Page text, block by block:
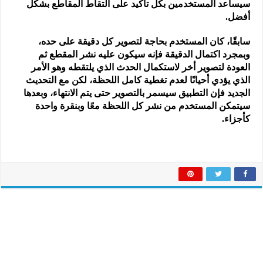
سيساعد المستخدمين بكل تأكيد على التقاط المقاطع بشكل
أفضل.
سابقًا، كان المستخدم بحاجة لتصوير كل دقيقة على حده،
وبمجرد اكتمال الدقيقة فإنه سيكون عليه نشر المقطع ثم
العودة لتصوير أخر لاستكمال الحدث الذي يلتقطه وهو الأمر
الذي يؤدي أحيانًا لعدم تغطية كامل اللحظة، لكن مع التحديث
الجديد فإن التطبيق سيسمر بالتصوير حتى يتم الانتهاء، وبعدها
سيتمكن المستخدم من نشر كل اللحظة معًا وبنقرة واحدة
كأجزاء.